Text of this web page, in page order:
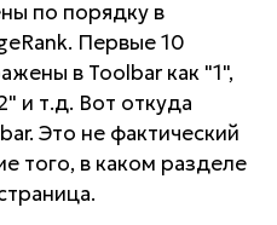
по порядку в
Первые 10
в Toolbar как "1",
и т.д. Вот откуда
Это не фактический
того, в каком разделе